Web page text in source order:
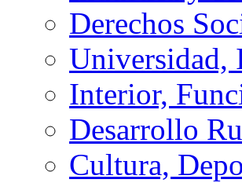
Derechos
Universidad,
Interior,
Desarrollo
Cultura,